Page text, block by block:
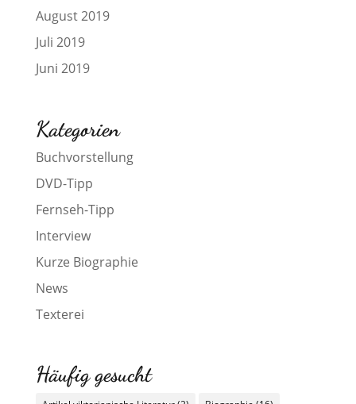
August 2019
Juli 2019
Juni 2019
Kategorien
Buchvorstellung
DVD-Tipp
Fernseh-Tipp
Interview
Kurze Biographie
News
Texterei
Häufig gesucht